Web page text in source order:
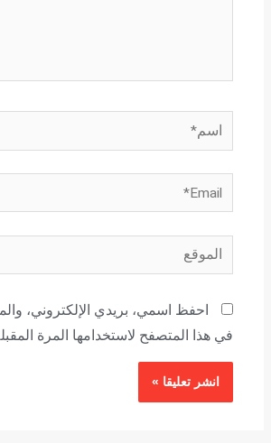
اسم*
Email*
الموقع
احفظ اسمي، بريدي الإلكتروني،
في هذا المتصفح لاستخدامها المرة